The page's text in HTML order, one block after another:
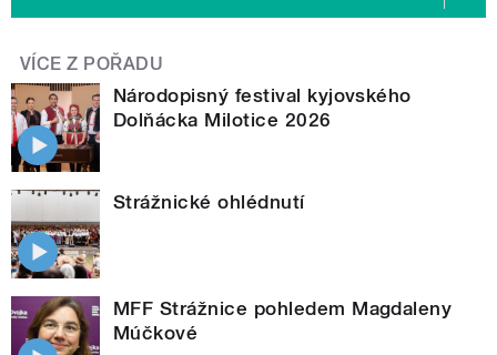
VÍCE Z POŘADU
Národopisný festival kyjovského
Dolňácka Milotice 2026
Strážnické ohlédnutí
MFF Strážnice pohledem Magdaleny
Múčkové